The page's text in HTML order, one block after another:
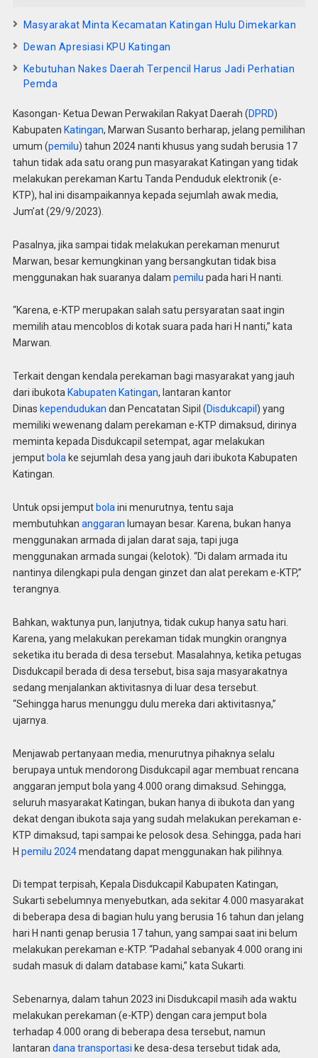
Masyarakat Minta Kecamatan Katingan Hulu Dimekarkan
Dewan Apresiasi KPU Katingan
Kebutuhan Nakes Daerah Terpencil Harus Jadi Perhatian
Pemda
Kasongan- Ketua Dewan Perwakilan Rakyat Daerah (DPRD)
Kabupaten Katingan, Marwan Susanto berharap, jelang pemilihan
umum (pemilu) tahun 2024 nanti khusus yang sudah berusia 17
tahun tidak ada satu orang pun masyarakat Katingan yang tidak
melakukan perekaman Kartu Tanda Penduduk elektronik (e-
KTP), hal ini disampaikannya kepada sejumlah awak media,
Jum’at (29/9/2023).
Pasalnya, jika sampai tidak melakukan perekaman menurut
Marwan, besar kemungkinan yang bersangkutan tidak bisa
menggunakan hak suaranya dalam pemilu pada hari H nanti.
“Karena, e-KTP merupakan salah satu persyaratan saat ingin
memilih atau mencoblos di kotak suara pada hari H nanti,” kata
Marwan.
Terkait dengan kendala perekaman bagi masyarakat yang jauh
dari ibukota Kabupaten Katingan, lantaran kantor
Dinas kependudukan dan Pencatatan Sipil (Disdukcapil ) yang
memiliki wewenang dalam perekaman e-KTP dimaksud, dirinya
meminta kepada Disdukcapil setempat, agar melakukan
jemput bolake sejumlah desa yang jauh dari ibukota Kabupaten
Katingan.
Untuk opsi jemput bola ini menurutnya, tentu saja
membutuhkan anggaran lumayan besar. Karena, bukan hanya
menggunakan armada di jalan darat saja, tapi juga
menggunakan armada sungai (kelotok). “Di dalam armada itu
nantinya dilengkapi pula dengan ginzet dan alat perekam e-KTP,”
terangnya.
Bahkan, waktunya pun, lanjutnya, tidak cukup hanya satu hari.
Karena, yang melakukan perekaman tidak mungkin orangnya
seketika itu berada di desa tersebut. Masalahnya, ketika petugas
Disdukcapil berada di desa tersebut, bisa saja masyarakatnya
sedang menjalankan aktivitasnya di luar desa tersebut.
“Sehingga harus menunggu dulu mereka dari aktivitasnya,”
ujarnya.
Menjawab pertanyaan media, menurutnya pihaknya selalu
berupaya untuk mendorong Disdukcapil agar membuat rencana
anggaran jemput bola yang 4.000 orang dimaksud. Sehingga,
seluruh masyarakat Katingan, bukan hanya di ibukota dan yang
dekat dengan ibukota saja yang sudah melakukan perekaman e-
KTP dimaksud, tapi sampai ke pelosok desa. Sehingga, pada hari
H pemilu 2024mendatang dapat menggunakan hak pilihnya.
Di tempat terpisah, Kepala Disdukcapil Kabupaten Katingan,
Sukarti sebelumnya menyebutkan, ada sekitar 4.000 masyarakat
di beberapa desa di bagian hulu yang berusia 16 tahun dan jelang
hari H nanti genap berusia 17 tahun, yang sampai saat ini belum
melakukan perekaman e-KTP. “Padahal sebanyak 4.000 orang ini
sudah masuk di dalam database kami,” kata Sukarti.
Sebenarnya, dalam tahun 2023 ini Disdukcapil masih ada waktu
melakukan perekaman (e-KTP) dengan cara jemput bola
terhadap 4.000 orang di beberapa desa tersebut, namun
lantaran dana transportasi ke desa-desa tersebut tidak ada,